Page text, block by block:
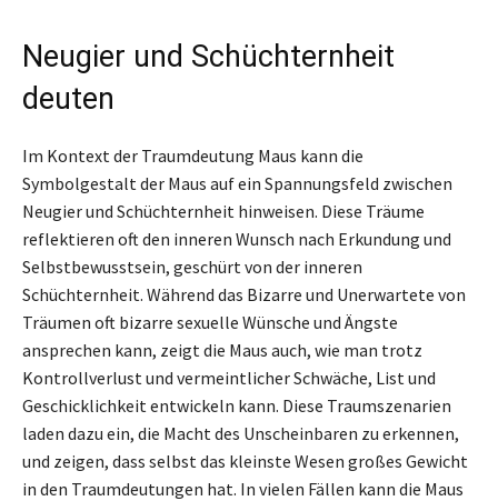
Neugier und Schüchternheit
deuten
Im Kontext der Traumdeutung Maus kann die
Symbolgestalt der Maus auf ein Spannungsfeld zwischen
Neugier und Schüchternheit hinweisen. Diese Träume
reflektieren oft den inneren Wunsch nach Erkundung und
Selbstbewusstsein, geschürt von der inneren
Schüchternheit. Während das Bizarre und Unerwartete von
Träumen oft bizarre sexuelle Wünsche und Ängste
ansprechen kann, zeigt die Maus auch, wie man trotz
Kontrollverlust und vermeintlicher Schwäche, List und
Geschicklichkeit entwickeln kann. Diese Traumszenarien
laden dazu ein, die Macht des Unscheinbaren zu erkennen,
und zeigen, dass selbst das kleinste Wesen großes Gewicht
in den Traumdeutungen hat. In vielen Fällen kann die Maus